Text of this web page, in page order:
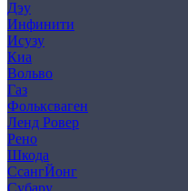
Дэу
Инфинити
Исузу
Киа
Вольво
Газ
Фольксваген
Ленд Ровер
Рено
Шкода
СсангЙонг
Субару